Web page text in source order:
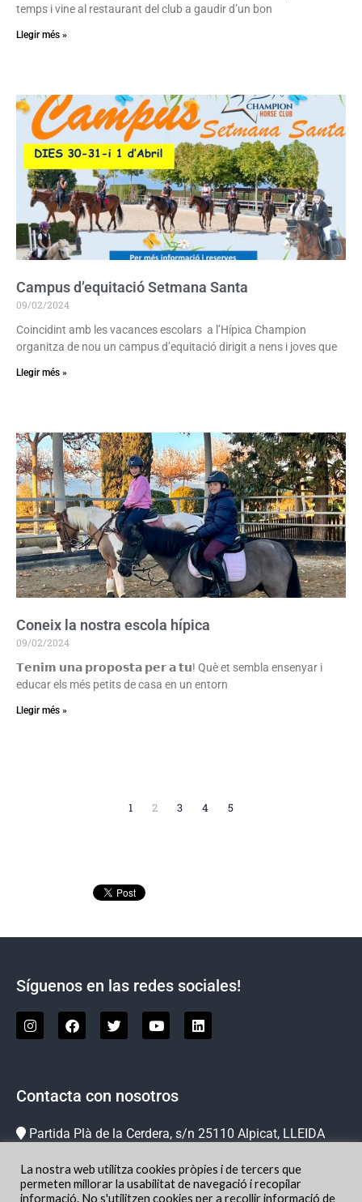
temps i vine al restaurant del club a gaudir d’un bon
Llegir més »
Campus d’equitació Setmana Santa
09/02/2024
Coincidint amb les vacances escolars a l’Hípica Champion
organitza de nou un campus d’equitació dirigit a nens i joves que
Llegir més »
Coneix la nostra escola hípica
09/02/2024
𝗧𝗲𝗻𝗶𝗺 𝘂𝗻𝗮 𝗽𝗿𝗼𝗽𝗼𝘀𝘁𝗮 𝗽𝗲𝗿 𝗮 𝘁𝘂! Què et sembla ensenyar i
educar els més petits de casa en un entorn
Llegir més »
1 2 3 4 5
Síguenos en las redes sociales!
Contacta con nosotros
Partida Plà de la Cerdera, s/n 25110 Alpicat, LLEIDA
info@hipicachampion.com
La nostra web utilitza cookies pròpies i de tercers que
permeten millorar la usabilitat de navegació i recopilar
informació. No s'utilitzen cookies per a recollir informació de